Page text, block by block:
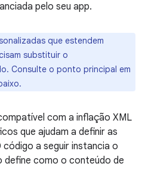
pelo seu app.
que estendem
substituir o
Consulte o ponto principal em
com a inflação XML
que ajudam a definir as
a seguir instancia o
define como o conteúdo de